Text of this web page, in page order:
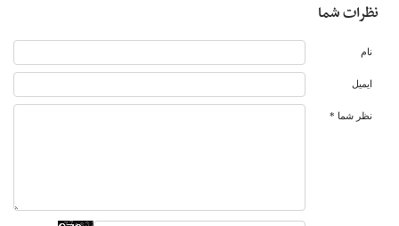
نظرات شما
نام
ایمیل
نظر شما *